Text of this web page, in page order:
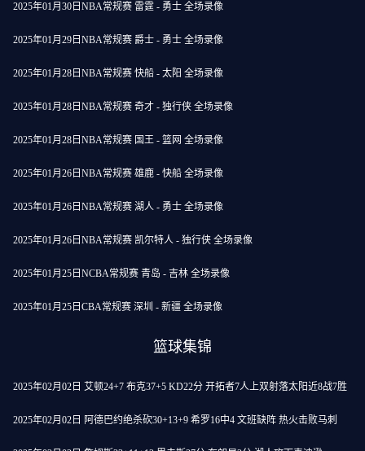
2025年01月30日NBA常规赛 雷霆 - 勇士 全场录像
2025年01月29日NBA常规赛 爵士 - 勇士 全场录像
2025年01月28日NBA常规赛 快船 - 太阳 全场录像
2025年01月28日NBA常规赛 奇才 - 独行侠 全场录像
2025年01月28日NBA常规赛 国王 - 篮网 全场录像
2025年01月26日NBA常规赛 雄鹿 - 快船 全场录像
2025年01月26日NBA常规赛 湖人 - 勇士 全场录像
2025年01月26日NBA常规赛 凯尔特人 - 独行侠 全场录像
2025年01月25日NCBA常规赛 青岛 - 吉林 全场录像
2025年01月25日CBA常规赛 深圳 - 新疆 全场录像
篮球集锦
2025年02月02日 艾顿24+7 布克37+5 KD22分 开拓者7人上双射落太阳近8战7胜
2025年02月02日 阿德巴约绝杀砍30+13+9 希罗16中4 文班缺阵 热火击败马刺